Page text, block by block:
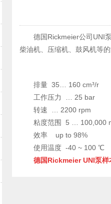
德国Rickmeier公司UNI
柴油机、压缩机、鼓风机等
排量 35… 160 cm³/r
工作压力 … 25 bar
转速 … 2200 rpm
粘度范围 5 … 100,000
效率 up to 98%
使用温度 -40 ~ 100 ℃
德国Rickmeier UNI泵样